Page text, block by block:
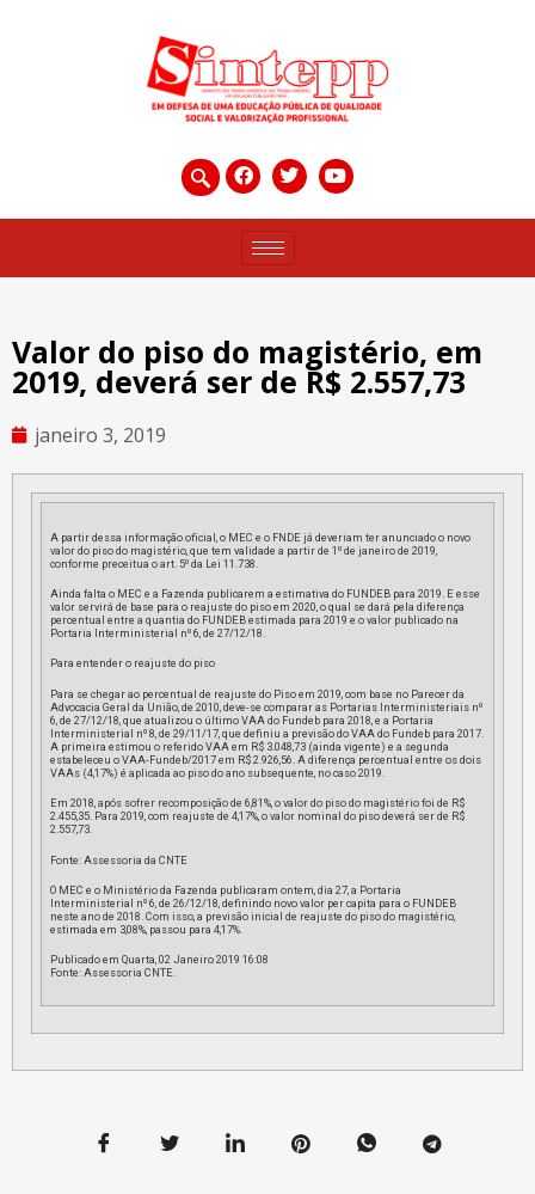
Valor do piso do magistério, em
2019, deverá ser de R$ 2.557,73
janeiro 3, 2019
A partir dessa informação oficial, o MEC e o FNDE já deveriam ter anunciado o novo
valor do piso do magistério, que tem validade a partir de 1º de janeiro de 2019,
conforme preceitua o art. 5º da Lei 11.738.
Ainda falta o MEC e a Fazenda publicarem a estimativa do FUNDEB para 2019. E esse
valor servirá de base para o reajuste do piso em 2020, o qual se dará pela diferença
percentual entre a quantia do FUNDEB estimada para 2019 e o valor publicado na
Portaria Interministerial nº 6, de 27/12/18.
Para entender o reajuste do piso
Para se chegar ao percentual de reajuste do Piso em 2019, com base no Parecer da
Advocacia Geral da União, de 2010, deve-se comparar as Portarias Interministeriais nº
6, de 27/12/18, que atualizou o último VAA do Fundeb para 2018, e a Portaria
Interministerial nº 8, de 29/11/17, que definiu a previsão do VAA do Fundeb para 2017.
A primeira estimou o referido VAA em R$ 3.048,73 (ainda vigente) e a segunda
estabeleceu o VAA-Fundeb/2017 em R$ 2.926,56. A diferença percentual entre os dois
VAAs (4,17%) é aplicada ao piso do ano subsequente, no caso 2019.
Em 2018, após sofrer recomposição de 6,81%, o valor do piso do magistério foi de R$
2.455,35. Para 2019, com reajuste de 4,17%, o valor nominal do piso deverá ser de R$
2.557,73.
Fonte: Assessoria da CNTE
O MEC e o Ministério da Fazenda publicaram ontem, dia 27, a Portaria
Interministerial nº 6, de 26/12/18, definindo novo valor per capita para o FUNDEB
neste ano de 2018. Com isso, a previsão inicial de reajuste do piso do magistério,
estimada em 3,08%, passou para 4,17%.
Publicado em Quarta, 02 Janeiro 2019 16:08
Fonte: Assessoria CNTE.